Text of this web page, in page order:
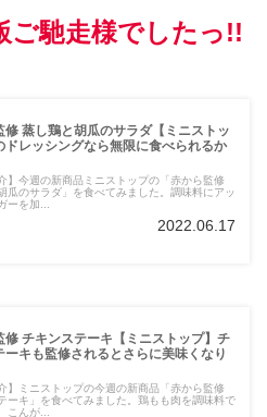
ご馳走様でしたっ!!
修 蒸し鶏と胡瓜のサラダ【ミニストッ
ドレッシングなら無限に食べられるか
】今週の新商品ミニストップの「赤から監修
瓜のサラダ」を食べてみました。調味料にアッ
ーを加...
2022.06.17
修 チキンステーキ【ミニストップ】チ
ーキも監修されるとさらに美味くなり
】ミニストップの今週の新商品「赤から監修
ーキ」を食べてみました。鶏もも肉を調味料で
こんが...